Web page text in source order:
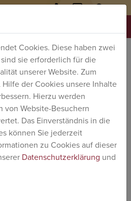
0
OUTDOOR
KÜCHE
» Drei-Gänge-Menü über dem offenen
alle
Drei-Gänge-Menü
Feuer zube­reitet. Alle
in Zusam­men­hang
den Teil­neh­mern in
über­nommen: Holz
vorbe­reiten, das Feuer
Zutaten vorbe­
Tisch einde­cken und
Cookies. Diese haben zwei
sie erforderlich für die
unserer Website. Zum
der Cookies unsere Inhalte
Hierzu werden
von Website-Besuchern
Das Einverständnis in die
können Sie jederzeit
zu Cookies auf dieser
Datenschutzerklärung und